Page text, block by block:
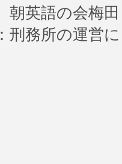
朝英語の会梅田
刑務所の運営に